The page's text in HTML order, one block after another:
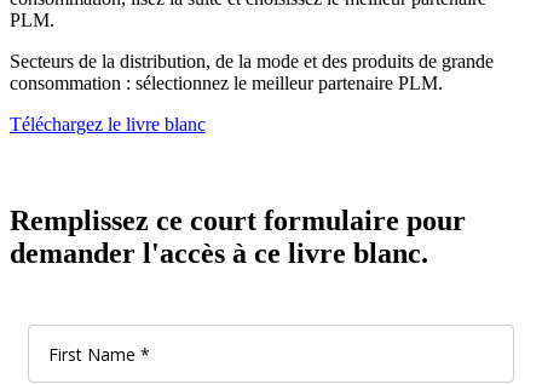
PLM.
Secteurs de la distribution, de la mode et des produits de grande
consommation : sélectionnez le meilleur partenaire PLM.
Téléchargez le livre blanc
Remplissez ce court formulaire pour
demander l'accès à ce livre blanc.